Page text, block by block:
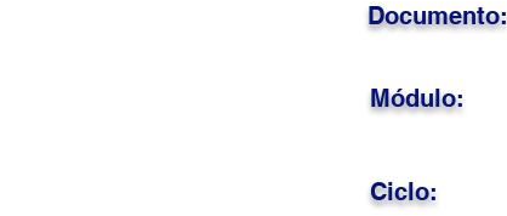
Documento:
Módulo:
Ciclo: